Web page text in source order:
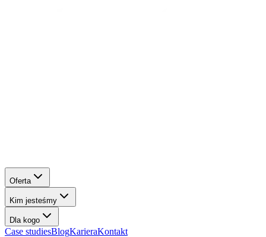
Oferta
Kim jesteśmy
Dla kogo
Case studiesBlogKarieraKontakt